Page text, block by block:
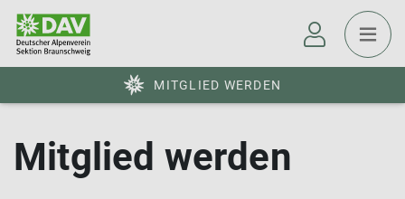
MITGLIED WERDEN
Mitglied werden